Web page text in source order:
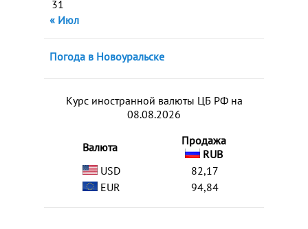
31
« Июл
Погода в Новоуральске
Курс иностранной валюты ЦБ РФ на
08.08.2026
Валюта
Продажа
RUB
USD
82,17
EUR
94,84